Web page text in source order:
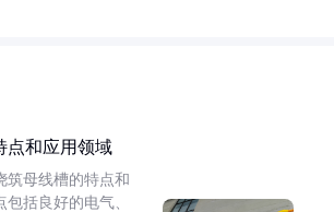
点和应用领域
筑母线槽的特点和
括良好的电气、